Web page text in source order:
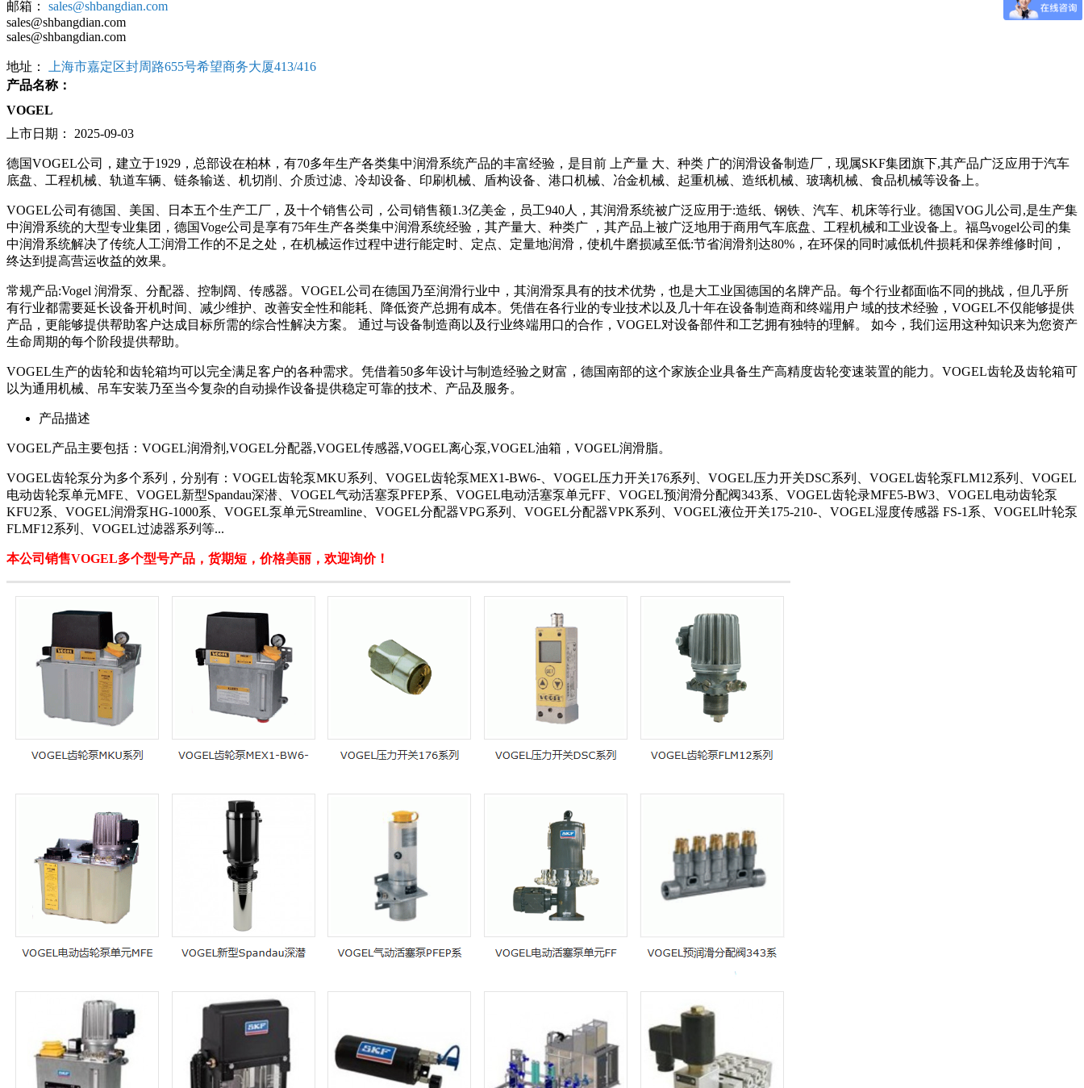
邮箱：
sales@shbangdian.com
sales@shbangdian.com
sales@shbangdian.com
地址：
上海市嘉定区封周路655号希望商务大厦413/416
产品名称：
VOGEL
上市日期： 2025-09-03
德国VOGEL公司，建立于1929，总部设在柏林，有70多年生产各类集中润滑系统产品的丰富经验，是目前 上产量 大、种类 广的润滑设备制造厂，现属SKF集团旗下,其产品广泛应用于汽车
底盘、工程机械、轨道车辆、链条输送、机切削、介质过滤、冷却设备、印刷机械、盾构设备、港口机械、冶金机械、起重机械、造纸机械、玻璃机械、食品机械等设备上。
VOGEL公司有德国、美国、日本五个生产工厂，及十个销售公司，公司销售额1.3亿美金，员工940人，其润滑系统被广泛应用于:造纸、钢铁、汽车、机床等行业。德国VOG儿公司,是生产集
中润滑系统的大型专业集团，德国Voge公司是享有75年生产各类集中润滑系统经验，其产量大、种类广 ，其产品上被广泛地用于商用气车底盘、工程机械和工业设备上。福鸟vogel公司的集
中润滑系统解决了传统人工润滑工作的不足之处，在机械运作过程中进行能定时、定点、定量地润滑，使机牛磨损减至低:节省润滑剂达80%，在环保的同时减低机件损耗和保养维修时间，
终达到提高营运收益的效果。
常规产品:Vogel 润滑泵、分配器、控制阔、传感器。VOGEL公司在德国乃至润滑行业中，其润滑泵具有的技术优势，也是大工业国德国的名牌产品。每个行业都面临不同的挑战，但几乎所
有行业都需要延长设备开机时间、减少维护、改善安全性和能耗、降低资产总拥有成本。凭借在各行业的专业技术以及几十年在设备制造商和终端用户 域的技术经验，VOGEL不仅能够提供
产品，更能够提供帮助客户达成目标所需的综合性解决方案。 通过与设备制造商以及行业终端用口的合作，VOGEL对设备部件和工艺拥有独特的理解。 如今，我们运用这种知识来为您资产
生命周期的每个阶段提供帮助。
VOGEL生产的齿轮和齿轮箱均可以完全满足客户的各种需求。凭借着50多年设计与制造经验之财富，德国南部的这个家族企业具备生产高精度齿轮变速装置的能力。VOGEL齿轮及齿轮箱可
以为通用机械、吊车安装乃至当今复杂的自动操作设备提供稳定可靠的技术、产品及服务。
产品描述
VOGEL产品主要包括：VOGEL润滑剂,VOGEL分配器,VOGEL传感器,VOGEL离心泵,VOGEL油箱，VOGEL润滑脂。
VOGEL齿轮泵分为多个系列，分别有：VOGEL齿轮泵MKU系列、VOGEL齿轮泵MEX1-BW6-、VOGEL压力开关176系列、VOGEL压力开关DSC系列、VOGEL齿轮泵FLM12系列、VOGEL
电动齿轮泵单元MFE、VOGEL新型Spandau深潜、VOGEL气动活塞泵PFEP系、VOGEL电动活塞泵单元FF、VOGEL预润滑分配阀343系、VOGEL齿轮录MFE5-BW3、VOGEL电动齿轮泵
KFU2系、VOGEL润滑泵HG-1000系、VOGEL泵单元Streamline、VOGEL分配器VPG系列、VOGEL分配器VPK系列、VOGEL液位开关175-210-、VOGEL湿度传感器 FS-1系、VOGEL叶轮泵
FLMF12系列、VOGEL过滤器系列等...
本公司销售VOGEL多个型号产品，货期短，价格美丽，欢迎询价！